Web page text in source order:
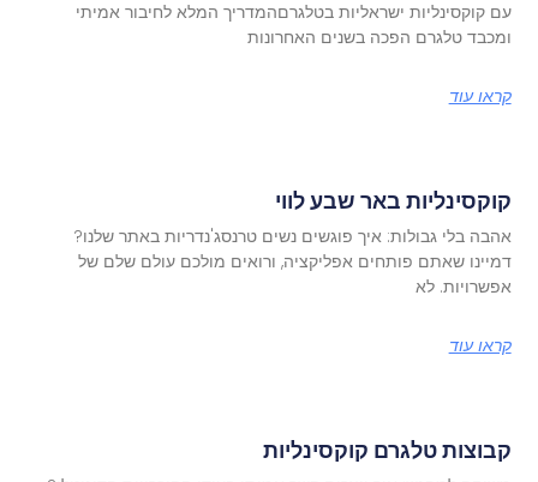
עם קוקסינליות ישראליות בטלגרםהמדריך המלא לחיבור אמיתי
ומכבד טלגרם הפכה בשנים האחרונות
קראו עוד
קוקסינליות באר שבע לווי
אהבה בלי גבולות: איך פוגשים נשים טרנסג'נדריות באתר שלנו?
דמיינו שאתם פותחים אפליקציה, ורואים מולכם עולם שלם של
אפשרויות. לא
קראו עוד
קבוצות טלגרם קוקסינליות